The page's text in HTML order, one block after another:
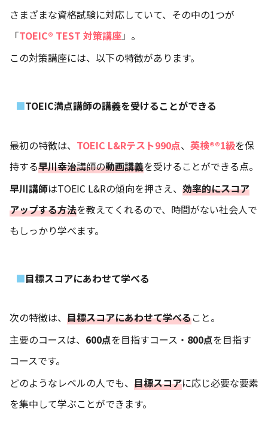
さまざまな資格試験に対応していて、その中の1つが
「TOEIC® TEST 対策講座」。
この対策講座には、以下の特徴があります。
TOEIC満点講師の講義を受けることができる
最初の特徴は、 TOEIC L&Rテスト990点、 英検®®︎1級を保
持する早川幸治講師の動画講義を受けることができる点。
早川講師はTOEIC L&Rの傾向を押さえ、 効率的にスコア
アップする方法を教えてくれるので、時間がない社会人で
もしっかり学べます。
目標スコアにあわせて学べる
次の特徴は、 目標スコアにあわせて学べること。
主要のコースは、 600点を目指すコース・ 800点を目指す
コースです。
どのようなレベルの人でも、 目標スコアに応じ必要な要素
を集中して学ぶことができます。